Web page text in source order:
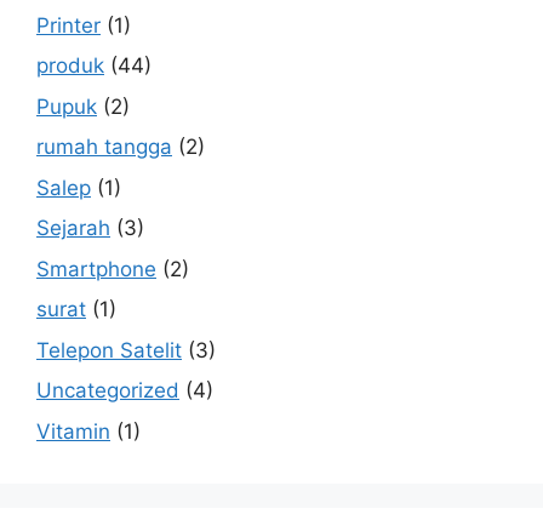
Printer (1)
produk (44)
Pupuk (2)
rumah tangga (2)
Salep (1)
Sejarah (3)
Smartphone (2)
surat (1)
Telepon Satelit (3)
Uncategorized (4)
Vitamin (1)